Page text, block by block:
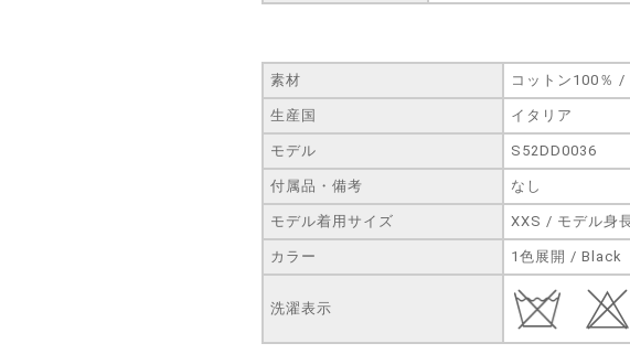
素材 コットン100％ /
生産国 イタリア
モデル S52DD0036
付属品・備考 なし
モデル着用サイズ XXS / モデル身
カラー 1色展開 / Black
洗濯表示